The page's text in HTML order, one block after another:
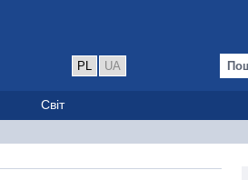
PL UA
Світ